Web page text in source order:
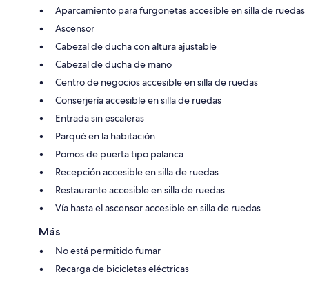
Aparcamiento para furgonetas accesible en silla de ruedas
Ascensor
Cabezal de ducha con altura ajustable
Cabezal de ducha de mano
Centro de negocios accesible en silla de ruedas
Conserjería accesible en silla de ruedas
Entrada sin escaleras
Parqué en la habitación
Pomos de puerta tipo palanca
Recepción accesible en silla de ruedas
Restaurante accesible en silla de ruedas
Vía hasta el ascensor accesible en silla de ruedas
Más
No está permitido fumar
Recarga de bicicletas eléctricas